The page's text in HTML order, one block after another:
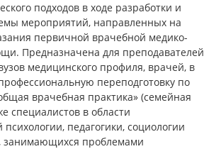
подходов в ходе разработки и
мероприятий, направленных на
первичной врачебной медико-
Предназначена для преподавателей
медицинского профиля, врачей, в
переподготовку по
врачебная практика» (семейная
специалистов в области
педагогики, социологии
занимающихся проблемами